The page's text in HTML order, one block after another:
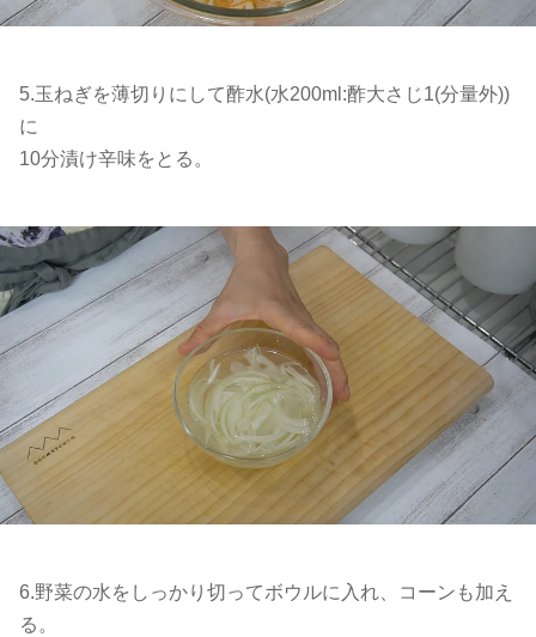
5.玉ねぎを薄切りにして酢水(水200ml:酢大さじ1(分量外))
に
10分漬け辛味をとる。
6.野菜の水をしっかり切ってボウルに入れ、コーンも加え
る。